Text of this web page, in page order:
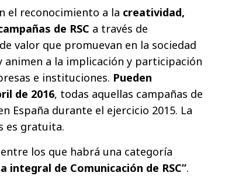
el reconocimiento a la creatividad,
de RSC a través de
valor que promuevan en la sociedad
animen a la implicación y participación
e instituciones. Pueden
de 2016, todas aquellas campañas de
España durante el ejercicio 2015. La
es gratuita.
los que habrá una categoría
integral de Comunicación de RSC”.